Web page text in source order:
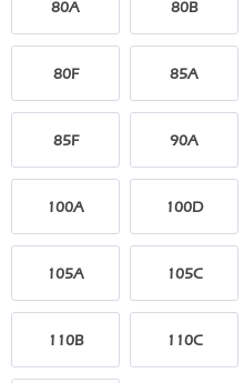
80A 80B
80F 85A
85F 90A
100A 100D
105A 105C
110B 110C